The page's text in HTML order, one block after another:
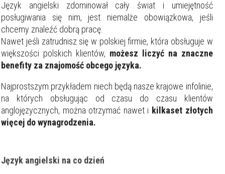
Język angielski zdominował cały świat i umiejętność
posługiwania się nim, jest niemalże obowiązkowa, jeśli
chcemy znaleźć dobrą pracę.
Nawet jeśli zatrudnisz się w polskiej firmie, która obsługuje w
większości polskich klientów, możesz liczyć na znaczne
benefity za znajomość obcego języka.
Najprostszym przykładem niech będą nasze krajowe infolinie,
na których obsługując od czasu do czasu klientów
anglojęzycznych, można otrzymać nawet i kilkaset złotych
więcej do wynagrodzenia.
Język angielski na co dzień